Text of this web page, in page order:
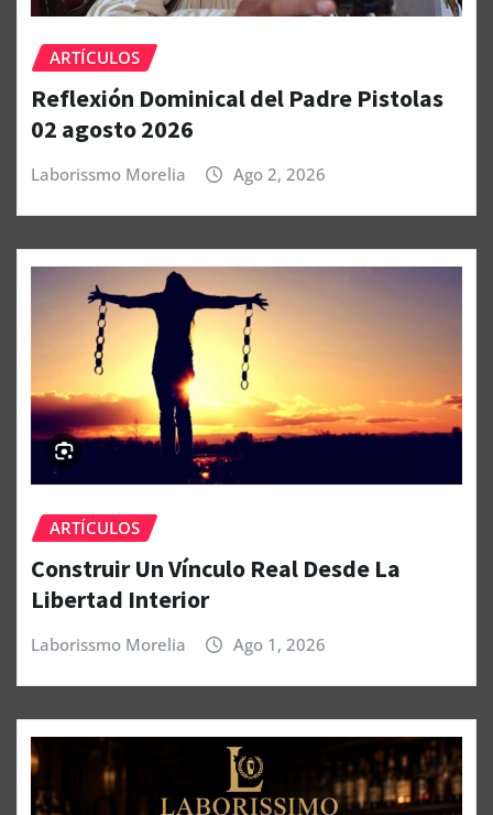
ARTÍCULOS
Reflexión Dominical del Padre Pistolas
02 agosto 2026
Laborissmo Morelia Ago 2, 2026
ARTÍCULOS
Construir Un Vínculo Real Desde La
Libertad Interior
Laborissmo Morelia Ago 1, 2026